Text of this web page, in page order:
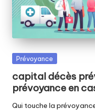
Posted
Prévoyance
capital décès
prévoyance en
Qui touche la